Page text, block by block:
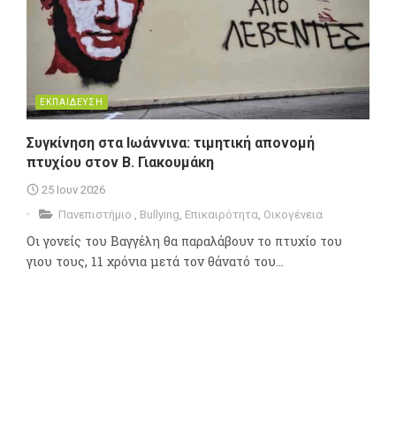
ΕΚΠΑΙΔΕΥΣΗ
Συγκίνηση στα Ιωάννινα: τιμητική απονομή
πτυχίου στον Β. Γιακουμάκη
25 Ιουν 2026
Πανεπιστήμιο
Bullying Επικαιρότητα Οικογένεια
Οι γονείς του Βαγγέλη θα παραλάβουν το πτυχίο του
γιου τους, 11 χρόνια μετά τον θάνατό του...